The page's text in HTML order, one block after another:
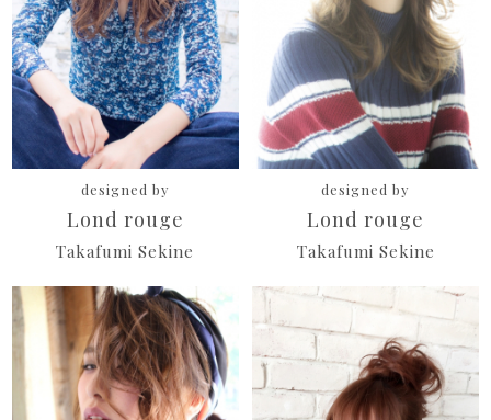
designed by
Lond rouge
Takafumi Sekine
designed by
Lond rouge
Takafumi Sekine